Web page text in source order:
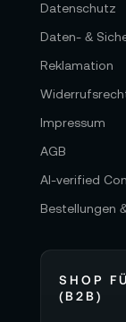
Datenschutz
Daten- &
Reklamation
Impressum
AGB
AI-verified
Bestellungen
SHOP
(B2B)